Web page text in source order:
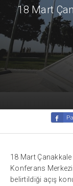
18 Mart
18 Mart
Konferans
belirtildiği açış